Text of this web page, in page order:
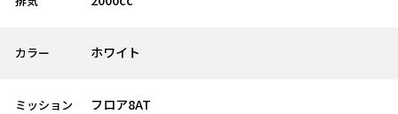
カラー ホワイト
ミッション フロア8AT